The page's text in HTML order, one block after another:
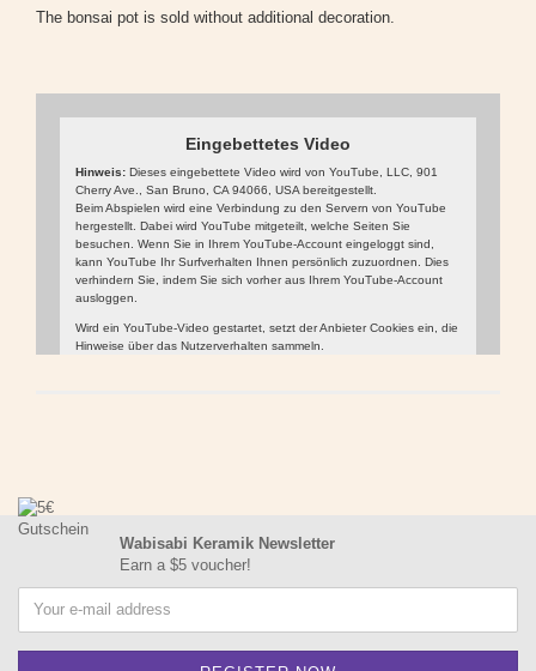
The bonsai pot is sold without additional decoration.
Eingebettetes Video
Hinweis:Dieses eingebettete Video wird von YouTube, LLC, 901
Cherry Ave., San Bruno, CA 94066, USA bereitgestellt.
Beim Abspielen wird eine Verbindung zu den Servern von YouTube
hergestellt. Dabei wird YouTube mitgeteilt, welche Seiten Sie
besuchen. Wenn Sie in Ihrem YouTube-Account eingeloggt sind,
kann YouTube Ihr Surfverhalten Ihnen persönlich zuzuordnen. Dies
verhindern Sie, indem Sie sich vorher aus Ihrem YouTube-Account
ausloggen.
Wird ein YouTube-Video gestartet, setzt der Anbieter Cookies ein, die
Hinweise über das Nutzerverhalten sammeln.
https://www.google.de/intl/de/policies/privacy/
Wabisabi Keramik Newsletter
Earn a $5 voucher!